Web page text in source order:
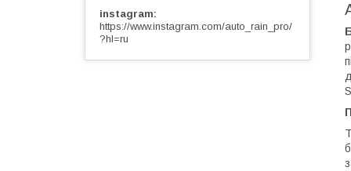
instagram
https://www.instagram.com/auto_rain_pro/
?hl=ru